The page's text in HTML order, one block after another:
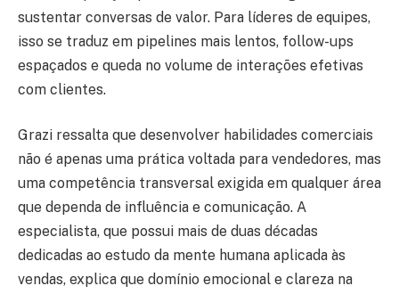
sustentar conversas de valor. Para líderes de equipes,
isso se traduz em pipelines mais lentos, follow-ups
espaçados e queda no volume de interações efetivas
com clientes.
Grazi ressalta que desenvolver habilidades comerciais
não é apenas uma prática voltada para vendedores, mas
uma competência transversal exigida em qualquer área
que dependa de influência e comunicação. A
especialista, que possui mais de duas décadas
dedicadas ao estudo da mente humana aplicada às
vendas, explica que domínio emocional e clareza na